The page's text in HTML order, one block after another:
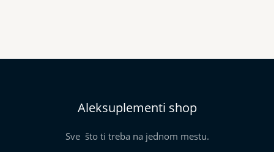
Aleksuplementi shop
Sve što ti treba na jednom mestu.